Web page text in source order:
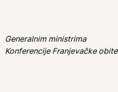
Generalnim ministrima
Konferencije Franjevačke